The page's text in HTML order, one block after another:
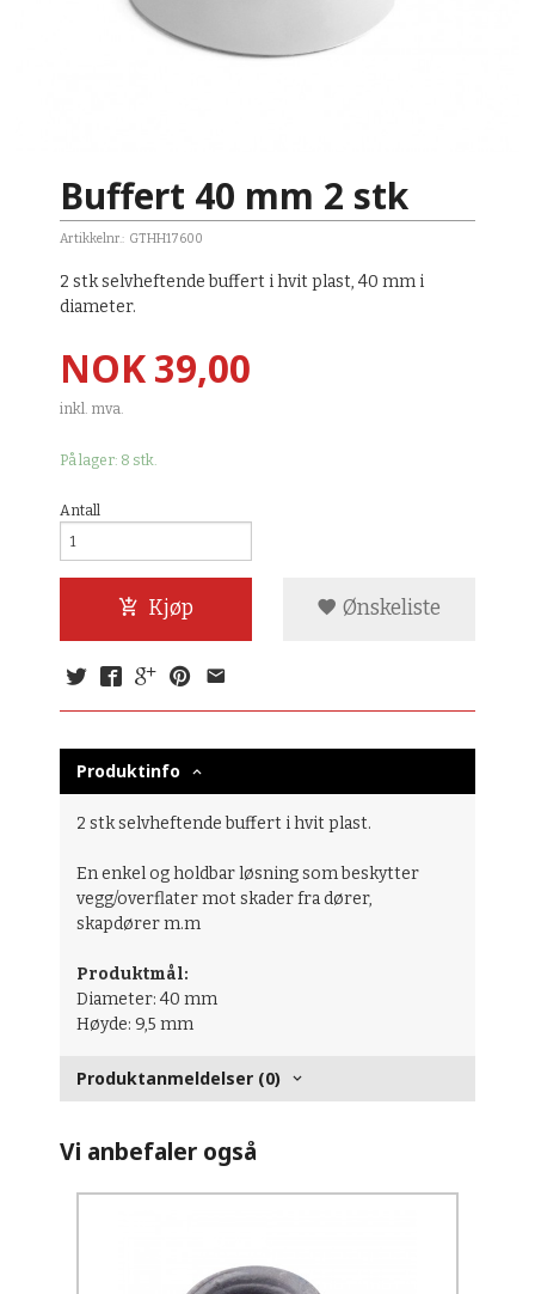
Buffert 40 mm 2 stk
Artikkelnr.: GTHH17600
2 stk selvheftende buffert i hvit plast, 40 mm i
diameter.
Pris
NOK39,00
inkl. mva.
På lager: 8 stk.
Antall
Kjøp Ønskeliste
Produktinfo
2 stk selvheftende buffert i hvit plast.
En enkel og holdbar løsning som beskytter
vegg/overflater mot skader fra dører,
skapdører m.m
Produktmål:
Diameter: 40 mm
Høyde: 9,5 mm
Produktanmeldelser (0)
Vi anbefaler også